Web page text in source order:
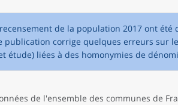
de la population 2017 ont
publication corrige quelques erreurs sur
étude) liées à des homonymies de
de l'ensemble des communes de